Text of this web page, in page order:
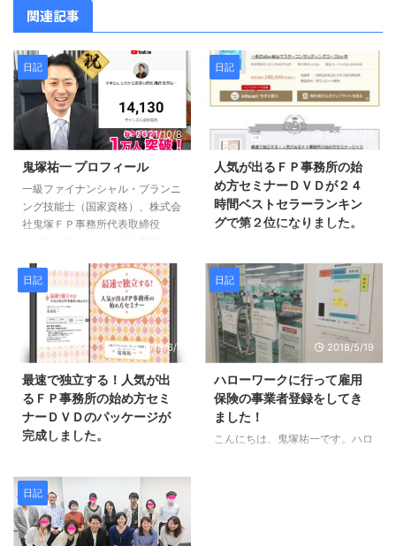
関連記事
日記
2021/10/8
鬼塚祐一 プロフィール
一級ファイナンシャル・プランニ
ング技能士（国家資格）、株式会
社鬼塚ＦＰ事務所代表取締役
万人超！ 総動画数４６９本、累
計再生回数２００万回 大学卒業
後、郵政事業庁に入り、ゆうちょ
とカンポの営業職に従事し５年勤
務。 その後、女性向けのマネー
講座を主催するＦＰ事務所に転
職。 講師として５００回以上、
セミナーに登壇する。 福岡県職
員向けや、年商３００億円企業の
社員向けセミナーも担当。 ２０
日記
2018/6/28
人気が出るＦＰ事務所の始
め方セミナーＤＶＤが２４
時間ベストセラーランキン
グで第２位になりました。
前にリリースした、 最速で独立
する！人気が出るＦＰ事務所の始
め方セミナーＤＶＤ おかげさま
で、インフォカートの２４時間ベ
ストセラーランキングで第２位に
なりました。 ありがとうござい
ます！ 普通の郵便局員だった私
が、年商１８００万円のＦＰ事務
所を運営するに至るまでの体験談
が満載です。 あなたも独立し
て、人気が出るＦＰ事務所を始め
日記
2018/6/7
最速で独立する！人気が出
るＦＰ事務所の始め方セミ
ナーＤＶＤのパッケージが
完成しました。
Ｄのパッケージが完成しました。
４月に東京で開催した、 最速で
独立する！人気が出るＦＰ事務所
の始め方セミナー のＤＶＤで
日記
2018/5/19
ハローワークに行って雇用
保険の事業者登録をしてき
ました！
こんにちは、鬼塚祐一です。ハロ
日記